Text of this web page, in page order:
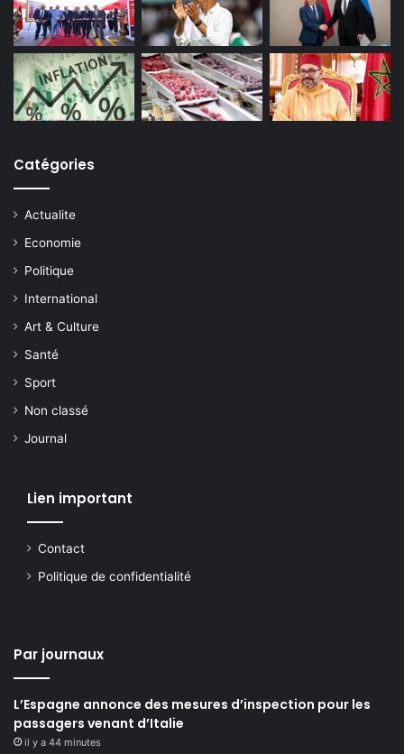
Catégories
Actualite
Economie
Politique
International
Art & Culture
Santé
Sport
Non classé
Journal
Lien important
Contact
Politique de confidentialité
Par journaux
L’Espagne annonce des mesures d’inspection pour les
passagers venant d’Italie
il y a 44 minutes